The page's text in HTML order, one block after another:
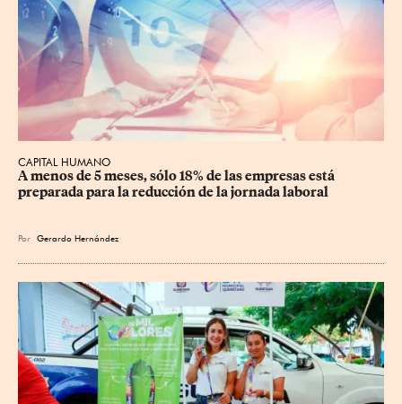
CAPITAL HUMANO
A menos de 5 meses, sólo 18% de las empresas está
preparada para la reducción de la jornada laboral
Por Gerardo Hernández